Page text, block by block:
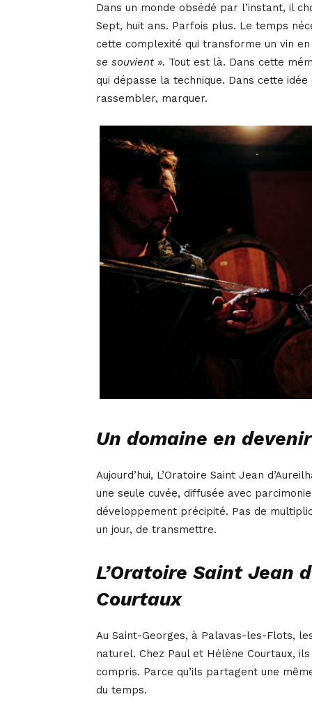
Dans un monde obsédé par l’instant, il
Sept, huit ans. Parfois plus. Le temps
cette complexité qui transforme un vin
se souvient». Tout est là. Dans cette
qui dépasse la technique. Dans cette
rassembler, marquer.
Un domaine en devenir
Aujourd’hui, L’Oratoire Saint Jean
une seule cuvée, diffusée avec
développement précipité. Pas de
un jour, de transmettre.
L’Oratoire Saint Jean
Courtaux
Au Saint-Georges, à Palavas-les-Flots,
naturel. Chez Paul et Hélène Courtaux,
compris. Parce qu’ils partagent une
du temps.